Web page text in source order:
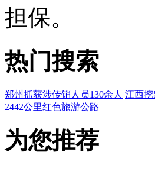
担保。
热门搜索
郑州抓获涉传销人员130余人 江西
2442公里红色旅游公路
为您推荐